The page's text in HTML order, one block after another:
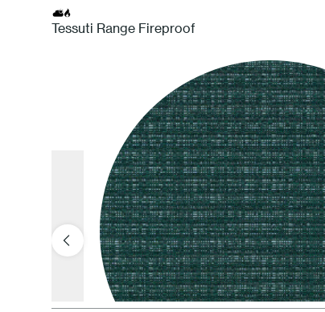
LCEL Cenere
Tessuti Range Fireproof